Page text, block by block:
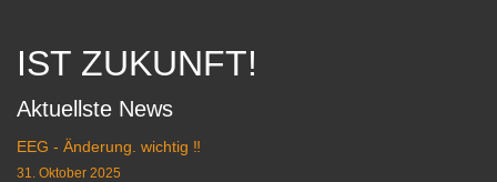
IST ZUKUNFT!
Aktuellste News
EEG - Änderung. wichtig ‼️
31. Oktober 2025